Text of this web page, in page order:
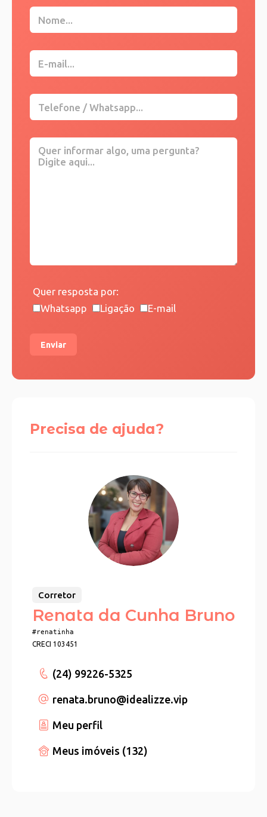
Quer resposta por:
Whatsapp
Ligação E-mail
Enviar
Precisa de ajuda?
Corretor
Renata da Cunha Bruno
#renatinha
CRECI 103451
(24) 99226-5325
renata.bruno@idealizze.vip
Meu perfil
Meus imóveis (132)